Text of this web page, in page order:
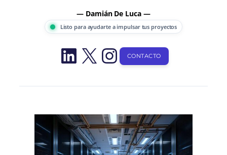
— Damián De Luca —
Listo para ayudarte a impulsar tus proyectos
LinkedIn
X Instagram
CONTACTO